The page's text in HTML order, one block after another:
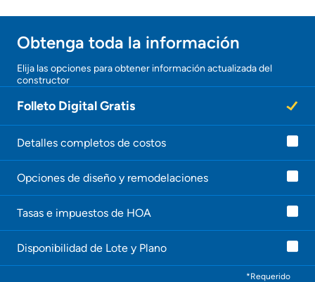
Obtenga toda la información
Elija las opciones para obtener información actualizada del
constructor
Folleto Digital Gratis
Detalles completos de costos
Opciones de diseño y remodelaciones
Tasas e impuestos de HOA
Disponibilidad de Lote y Plano
*Requerido